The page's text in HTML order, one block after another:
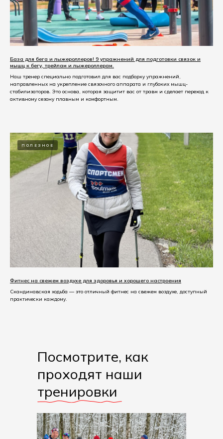
База для бега и лыжероллеров! 9 упражнений для подготовки связок и
мышц к бегу, трейлам и лыжероллерам.
Наш тренер специально подготовил для вас подборку упражнений,
направленных на укрепление связочного аппарата и глубоких мышц-
стабилизаторов. Это основа, которая защитит вас от травм и сделает переход к
активному сезону плавным и комфортным.
ПОЛЕЗНОЕ
Фитнес на свежем воздухе для здоровья и хорошего настроения
Скандинавская ходьба — это отличный фитнес на свежем воздухе, доступный
практически каждому.
Посмотрите, как
проходят наши
тренировки